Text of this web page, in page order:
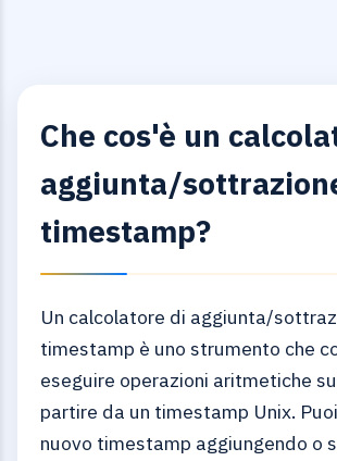
Che cos'è un
aggiunta/
timestamp?
Un calcolatore di aggiunta/
timestamp è uno strumento che
eseguire operazioni aritmetiche
partire da un timestamp Unix.
nuovo timestamp aggiungendo o